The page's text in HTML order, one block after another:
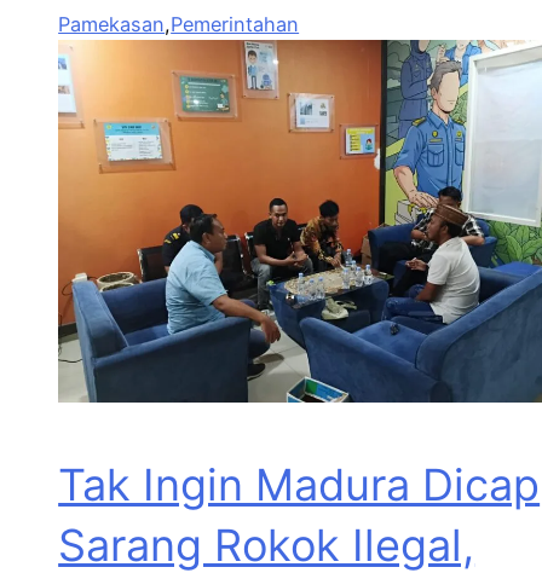
Pamekasan,Pemerintahan
Tak Ingin Madura Dicap
Sarang Rokok Ilegal,